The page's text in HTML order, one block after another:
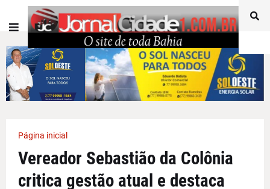
Página inicial
Vereador Sebastião da Colônia
critica gestão atual e destaca